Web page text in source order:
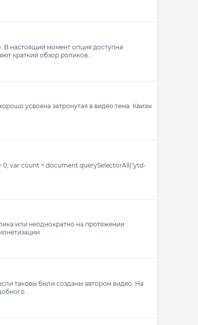
В настоящий момент опция доступна
краткий обзор роликов...
усвоена затронутая в видео тема. Квизы
var count = document.querySelectorAll("ytd-
или неоднократно на протяжении
таковы были созданы автором видео. На